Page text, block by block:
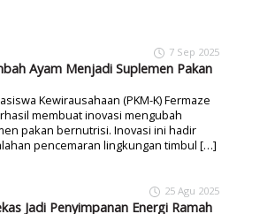
7 Sep 2025
Ayam Menjadi Suplemen Pakan
Kewirausahaan (PKM-K) Fermaze
membuat inovasi mengubah
pakan bernutrisi. Inovasi ini hadir
pencemaran lingkungan timbul […]
25 Agu 2025
Jadi Penyimpanan Energi Ramah